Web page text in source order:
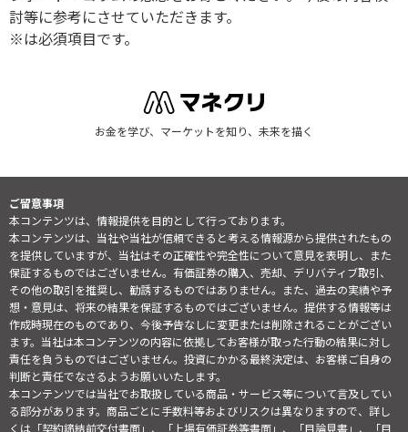
討等に参考にさせていただきます。
※は必須項目です。
お金を学び、マーケットを知り、未来を描く
ご留意事項
本コンテンツは、情報提供を目的として行っております。
本コンテンツは、当社や当社が信頼できると考える情報源から提供されたもの
を提供していますが、当社はその正確性や完全性について意見を表明し、また
保証するものではございません。有価証券の購入、売却、デリバティブ取引、
その他の取引を推奨し、勧誘するものではありません。また、過去の実績や予
想・意見は、将来の結果を保証するものではございません。提供する情報等は
作成時現在のものであり、今後予告なしに変更または削除されることがござい
ます。当社は本コンテンツの内容に依拠してお客様が取った行動の結果に対し
責任を負うものではございません。投資にかかる最終決定は、お客様ご自身の
判断と責任でなさるようお願いいたします。
本コンテンツでは当社でお取扱している商品・サービス等について言及してい
る部分があります。商品ごとに手数料等およびリスクは異なりますので、詳し